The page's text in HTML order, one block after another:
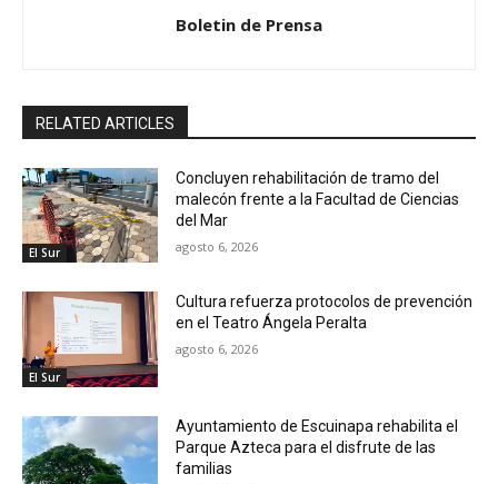
Boletin de Prensa
RELATED ARTICLES
El Sur
Concluyen rehabilitación de tramo del
malecón frente a la Facultad de Ciencias
del Mar
agosto 6, 2026
El Sur
Cultura refuerza protocolos de prevención
en el Teatro Ángela Peralta
agosto 6, 2026
Ayuntamiento de Escuinapa rehabilita el
Parque Azteca para el disfrute de las
familias